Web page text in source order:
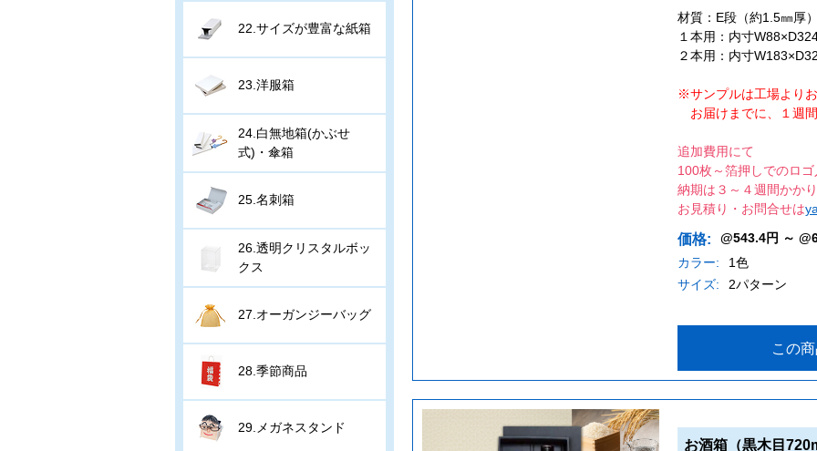
材質：E段（約1.5㎜厚
１本用：内寸
２本用：内寸
※サンプルは工場より
お届けまでに、１週
追加費用にて
100枚～箔押しでのロ
納期は３～４週間かか
お見積り・お問合せは
価格:
@543.4円 ～
カラー:
1色
サイズ:
2パターン
この
お酒箱（黒木目
22.サイズが豊富な紙箱
23.洋服箱
24.白無地箱(かぶせ
式)・傘箱
25.名刺箱
26.透明クリスタルボッ
クス
27.オーガンジーバッグ
28.季節商品
29.メガネスタンド